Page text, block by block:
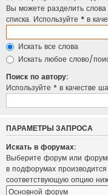
Вы можете разделить
списка. Используйте * в
Искать все слова
Искать любое слово/
Поиск по автору:
Используйте * в качестве
ПАРАМЕТРЫ ЗАПРОСА
Искать в форумах:
Выберите форум или
в подфорумах
соответствующую опцию